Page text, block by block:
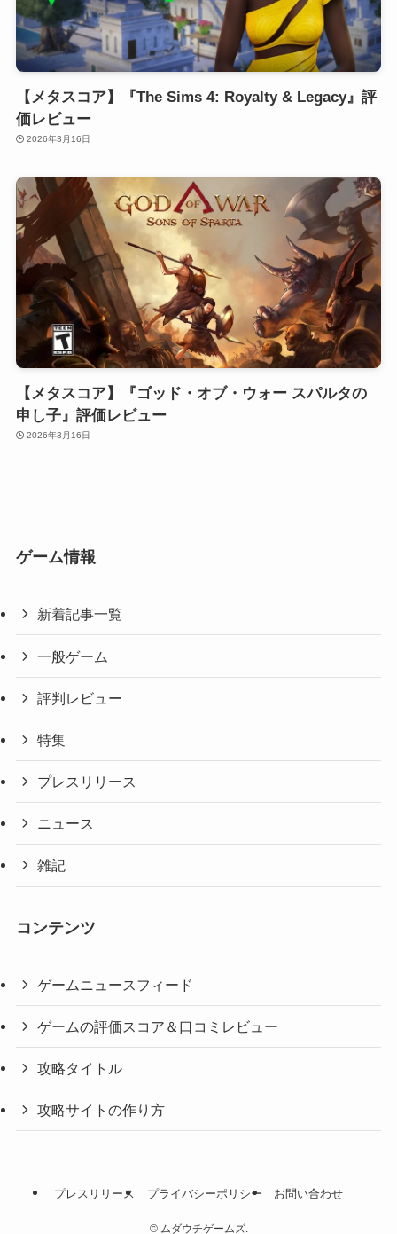
【メタスコア】『The Sims 4: Royalty & Legacy』評
価レビュー
2026年3月16日
【メタスコア】『ゴッド・オブ・ウォー スパルタの
申し子』評価レビュー
2026年3月16日
ゲーム情報
新着記事一覧
一般ゲーム
評判レビュー
特集
プレスリリース
ニュース
雑記
コンテンツ
ゲームニュースフィード
ゲームの評価スコア＆口コミレビュー
攻略タイトル
攻略サイトの作り方
プレスリリース プライバシーポリシー お問い合わせ
©ムダウチゲームズ.